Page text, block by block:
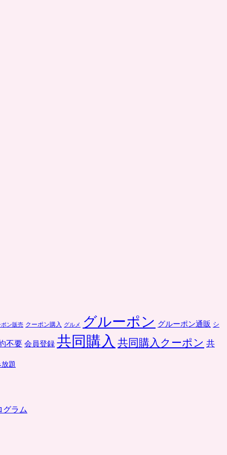
ポン販売 クーポン購入 グルメ グルーポン グルーポン通販 シ
不要 会員登録 共同購入 共同購入クーポン 共
題
グラム